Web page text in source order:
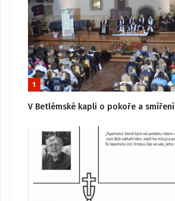
1
V Betlémské kapli o pokoře a smíření